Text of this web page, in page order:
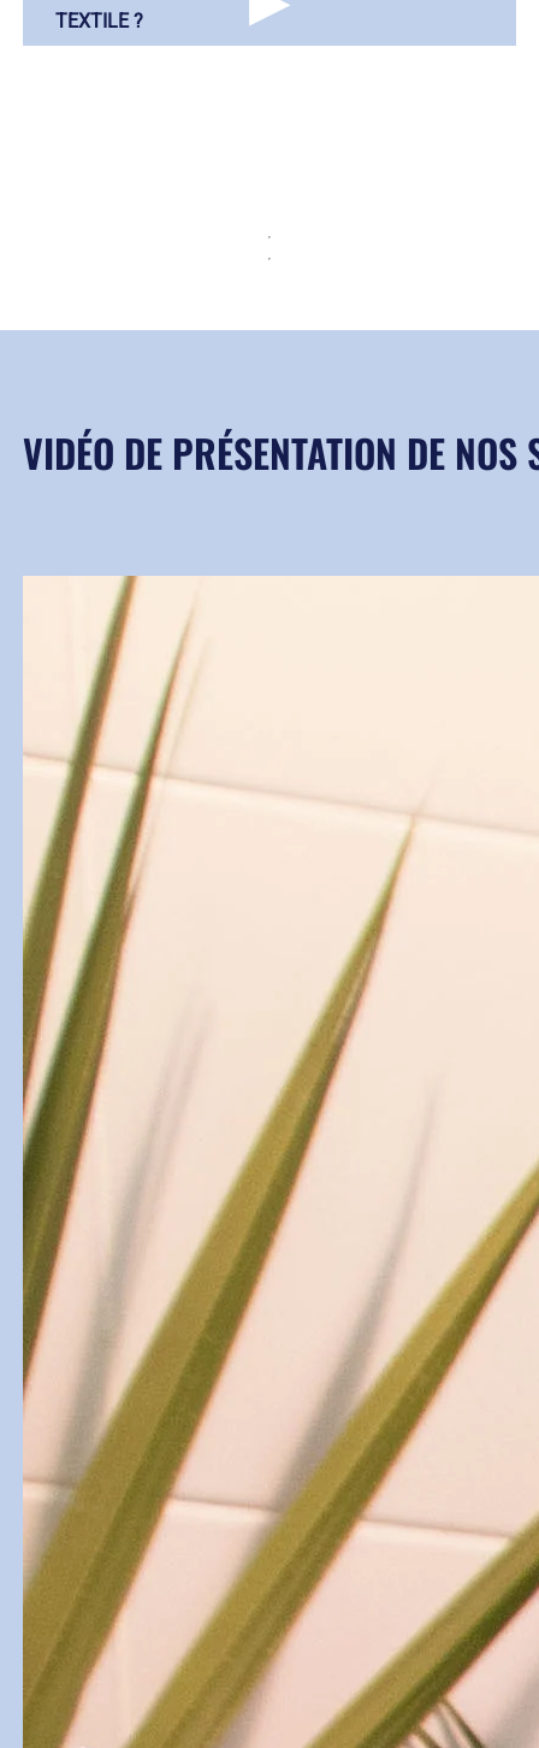
TEXTILE ?
VIDÉO DE PRÉSENTATION DE NOS